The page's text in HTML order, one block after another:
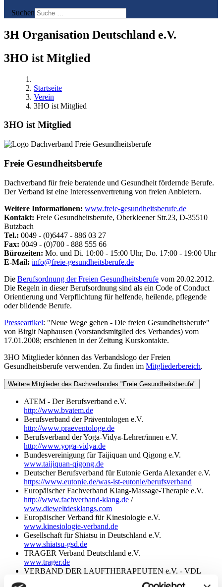
Suchen
3H Organisation Deutschland e.V.
3HO ist Mitglied
Startseite
Verein
3HO ist Mitglied
3HO ist Mitglied
Freie Gesundheitsberufe
Dachverband für freie beratende und Gesundheit fördernde Berufe.
Der Verband ist eine Interessenvertretung von freien Anbietern.
Weitere Informationen: www.freie-gesundheitsberufe.de
Kontakt: Freie Gesundheitsberufe, Oberkleener Str.23, D-35510
Butzbach
Tel.: 0049 - (0)6447 - 886 03 27
Fax: 0049 - (0)700 - 888 555 66
Bürozeiten: Mo. und Di. 10:00 - 15:00 Uhr, Do. 17:00 - 19:00 Uhr
E-Mail: info@freie-gesundheitsberufe.de
Die Berufsordnung der Freien Gesundheitsberufe vom 20.02.2012.
Die Regeln in dieser Berufsordnung sind als ein Code of Conduct
Orientierung und Verpflichtung für helfende, heilende, pflegende
oder bildende Berufe.
Presseartikel: "Neue Wege gehen - Die freien Gesundheitsberufe"
von Birgit Naphausen (Vorstandsmitglied des Verbandes) vom
17.01.2008; erschienen in der Zeitung Kurskontakte.
3HO Mitglieder können das Verbandslogo der Freien
Gesundheitsberufe verwenden. Zu finden im Mitgliederbereich.
Weitere Mitglieder des Dachverbandes "Freie Gesundheitsberufe"
ATEM - Der Berufsverband e.V.
http://www.bvatem.de
Berufsverband der Präventologen e.V.
http://www.praeventologe.de
Berufsverband der Yoga-Vidya-Lehrer/innen e.V.
http://www.yoga-vidya.de
Bundesvereinigung für Taijiquan und Qigong e.V.
www.taijiquan-qigong.de
Deutscher Berufsverband für Eutonie Gerda Alexander e.V.
https://www.eutonie.de/was-ist-eutonie/berufsverband
Europäischer Fachverband Klang-Massage-Therapie e.V.
http://www.fachverband-klang.de /
www.dieweltdesklangs.com
Europäischer Verband für Kinesiologie e.V.
www.kinesiologie-verband.de
Gesellschaft für Shiatsu in Deutschland e.V.
www.shiatsu-gsd.de
TRAGER Verband Deutschland e.V.
www.trager.de
VERBAND DER LAUFTHERAPEUTEN e.V. - VDL